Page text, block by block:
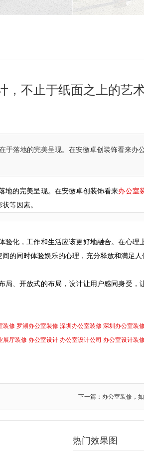
，不止于纸面之上的艺
于落地的完美呈现。在安徽卓创装饰看来办
地的完美呈现。在安徽卓创装饰看来办公室
等因素。
化，工作和生活应该更好地融合。在心理
的同时体验娱乐的心理，充分释放和满足人
局、开放式的布局，设计让用户感同身受，
装修 罗湖办公室装修 深圳办公室装修 深圳办公室装
展厅装修 办公室设计 办公室设计公司 办公室设计装
下一篇：办公室装修，
热门效果图